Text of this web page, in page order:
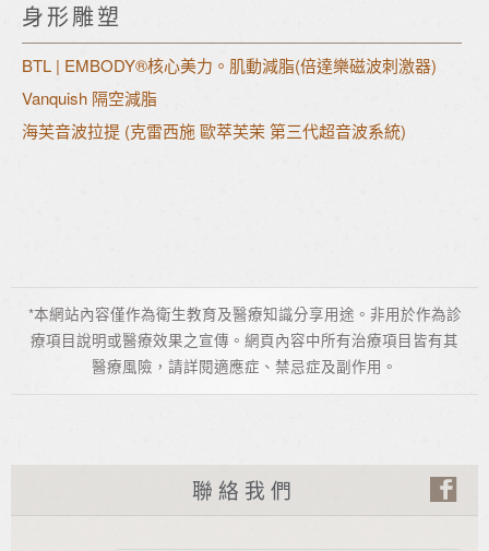
身形雕塑
BTL | EMBODY®核心美力。肌動減脂(倍達樂磁波刺激器)
Vanquish 隔空減脂
海芙音波拉提 (克雷西施 歐萃芙茉 第三代超音波系統)
*本網站內容僅作為衛生教育及醫療知識分享用途。非用於作為診
療項目說明或醫療效果之宣傳。網頁內容中所有治療項目皆有其
醫療風險，請詳閱適應症、禁忌症及副作用。
聯絡我們